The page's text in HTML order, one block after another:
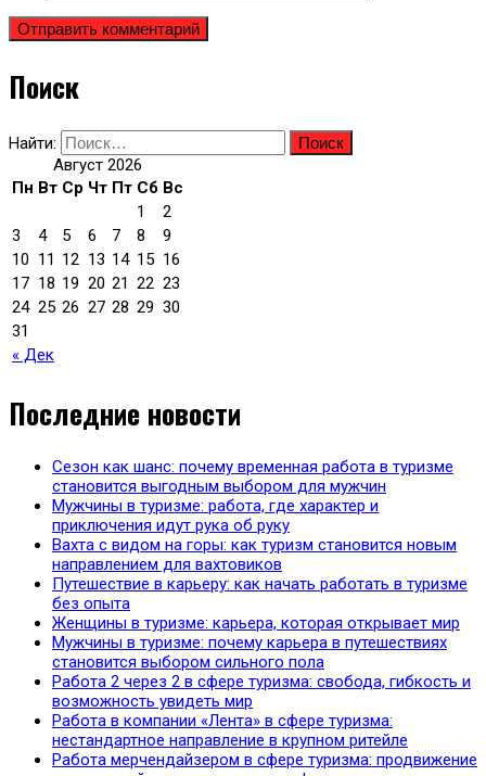
Поиск
Найти:
Август 2026
Пн Вт Ср Чт Пт Сб Вс
« Дек
1
2
3
4 5 6 7 8
9
10 11 12 13 14 15 16
17 18 19 20 21 22 23
24 25 26 27 28 29 30
31
Последние новости
Сезон как шанс: почему временная работа в туризме
становится выгодным выбором для мужчин
Мужчины в туризме: работа, где характер и
приключения идут рука об руку
Вахта с видом на горы: как туризм становится новым
направлением для вахтовиков
Путешествие в карьеру: как начать работать в туризме
без опыта
Женщины в туризме: карьера, которая открывает мир
Мужчины в туризме: почему карьера в путешествиях
становится выбором сильного пола
Работа 2 через 2 в сфере туризма: свобода, гибкость и
возможность увидеть мир
Работа в компании «Лента» в сфере туризма:
нестандартное направление в крупном ритейле
Работа мерчендайзером в сфере туризма: продвижение